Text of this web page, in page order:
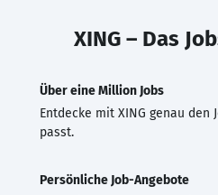
XING – Das
Über eine Million Jobs
Entdecke mit XING genau den
passt.
Persönliche Job-Angebote